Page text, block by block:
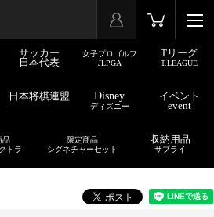
サッカー
日本代表
女子プロゴルフ
JLPGA
Tリーグ
T.LEAGUE
日本将棋連盟 Disney
ディズニー
イベント
event
品
トラ
限定商品
シグネチャーセット
収納用品
サプライ